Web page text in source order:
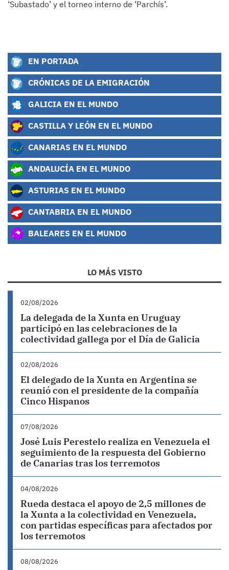
‘Subastado’ y el torneo interno de ‘Parchís’.
EN PORTADA
CRÓNICAS DE LA EMIGRACIÓN
GALICIA EN EL MUNDO
CASTILLA Y LEÓN EN EL MUNDO
CANARIAS EN EL MUNDO
ANDALUCÍA EN EL MUNDO
ASTURIAS EN EL MUNDO
CANTABRIA EN EL MUNDO
BALEARES EN EL MUNDO
LO MÁS VISTO
02/08/2026
La delegada de la Xunta en Uruguay
participó en las celebraciones de la
colectividad gallega por el Día de Galicia
02/08/2026
El delegado de la Xunta en Argentina se
reunió con el presidente de la compañía
Cinco Hispanos
07/08/2026
José Luis Perestelo realiza en Venezuela el
seguimiento de la respuesta del Gobierno
de Canarias tras los terremotos
04/08/2026
Rueda destaca el apoyo de 2,5 millones de
la Xunta a la colectividad en Venezuela,
con partidas específicas para afectados por
los terremotos
08/08/2026